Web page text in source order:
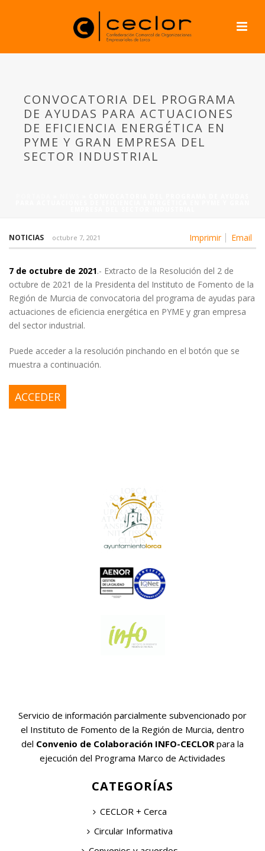
CONVOCATORIA DEL PROGRAMA
DE AYUDAS PARA ACTUACIONES
DE EFICIENCIA ENERGÉTICA EN
PYME Y GRAN EMPRESA DEL
SECTOR INDUSTRIAL
Imprimir Email
NOTICIAS octubre 7, 2021
7 de octubre de 2021.- Extracto de la Resolución del 2 de
octubre de 2021 de la Presidenta del Instituto de Fomento de la
Región de Murcia de convocatoria del programa de ayudas para
actuaciones de eficiencia energética en PYME y gran empresa
del sector industrial.
Puede acceder a la resolución pinchando en el botón que se
muestra a continuación.
ACCEDER
Servicio de información parcialmente subvencionado por
el Instituto de Fomento de la Región de Murcia, dentro
del Convenio de Colaboración INFO-CECLOR para la
ejecución del Programa Marco de Actividades
CATEGORÍAS
CECLOR + Cerca
Circular Informativa